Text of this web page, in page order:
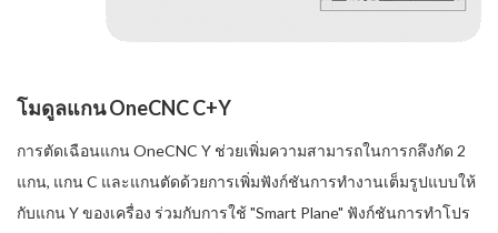
โมดูลแกน OneCNC C+Y
การตัดเฉือนแกน OneCNC Y ช่วยเพิ่มความสามารถในการกลึงกัด 2
แกน, แกน C และแกนตัดด้วยการเพิ่มฟังก์ชันการทำงานเต็มรูปแบบให้
กับแกน Y ของเครื่อง ร่วมกับการใช้ "Smart Plane" ฟังก์ชันการทำโปร